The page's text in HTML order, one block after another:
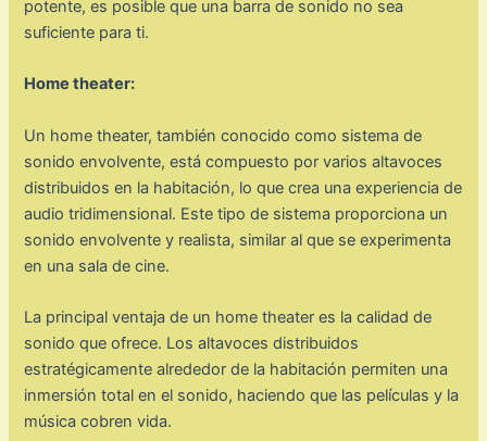
potente, es posible que una barra de sonido no sea
suficiente para ti.
Home theater:
Un home theater, también conocido como sistema de
sonido envolvente, está compuesto por varios altavoces
distribuidos en la habitación, lo que crea una experiencia de
audio tridimensional. Este tipo de sistema proporciona un
sonido envolvente y realista, similar al que se experimenta
en una sala de cine.
La principal ventaja de un home theater es la calidad de
sonido que ofrece. Los altavoces distribuidos
estratégicamente alrededor de la habitación permiten una
inmersión total en el sonido, haciendo que las películas y la
música cobren vida.